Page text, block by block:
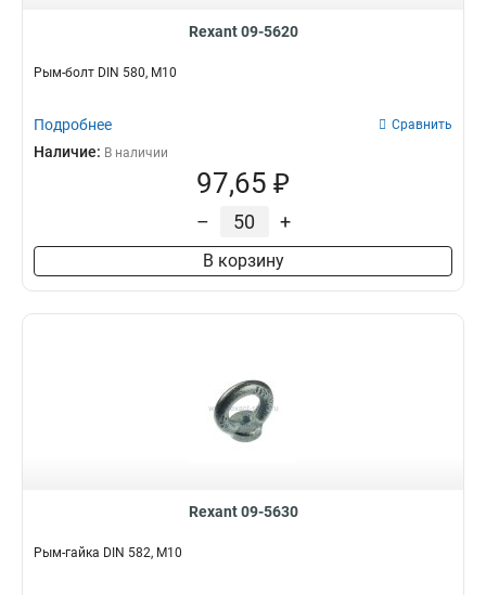
Rexant 09-5620
Рым-болт DIN 580, М10
Подробнее Сравнить
Наличие: В наличии
97,65 ₽
– +
В корзину
Rexant 09-5630
Рым-гайка DIN 582, М10